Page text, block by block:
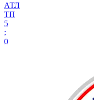
АТЛ
ТП
5
:
0